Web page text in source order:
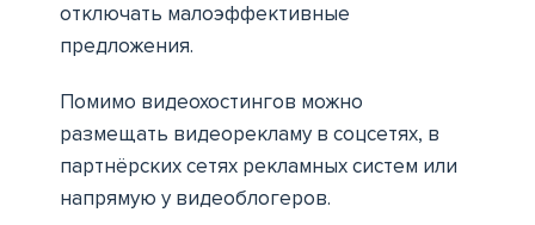
отключать малоэффективные
предложения.
Помимо видеохостингов можно
размещать видеорекламу в соцсетях, в
партнёрских сетях рекламных систем или
напрямую у видеоблогеров.